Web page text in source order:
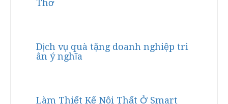
Thơ
Dịch vụ quà tặng doanh nghiệp tri
ân ý nghĩa
Làm Thiết Kế Nội Thất Ở Smart